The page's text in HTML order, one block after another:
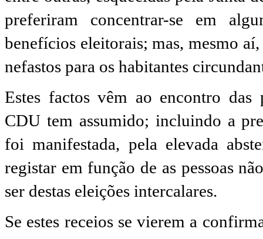
preferiram concentrar-se em
benefícios eleitorais; mas, mesmo
nefastos para os habitantes
Estes factos vêm ao encontro das
CDU tem assumido; incluindo a
foi manifestada, pela elevada
registar em função de as pessoas
ser destas eleições intercalares.
Se estes receios se vierem a